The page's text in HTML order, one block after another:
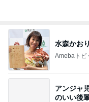
水森かお
Amebaトピ
アンジャ
のいい後